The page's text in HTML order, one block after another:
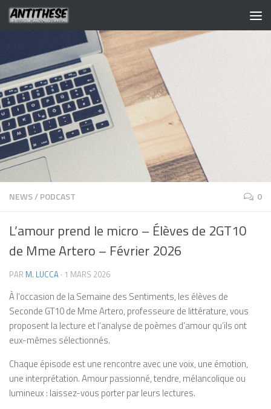
NEWS/PODCAST 0
L’amour prend le micro – Élèves de 2GT10
de Mme Artero – Février 2026
PAR M. LUCCA · 1 MARS 2026
À l’occasion de la Semaine des Sentiments, les élèves de
Seconde GT10 de Mme Artero, professeure de littérature, vous
proposent la lecture et l’analyse de poèmes d’amour qu’ils ont
eux-mêmes sélectionnés.
Chaque épisode est une rencontre avec une voix, une émotion,
une interprétation. Amour passionné, tendre, mélancolique ou
lumineux : laissez-vous porter par leurs lectures.